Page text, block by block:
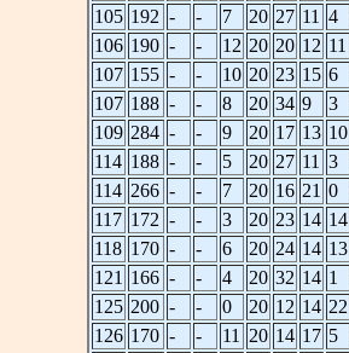
105 192 - - 7 20 27 11 4
106 190 - - 12 20 20 12 11
107 155 - - 10 20 23 15 6
107 188 - - 8 20 34 9 3
109 284 - - 9 20 17 13 10
114 188 - - 5 20 27 11 3
114 266 - - 7 20 16 21 0
117 172 - - 3 20 23 14 14
118 170 - - 6 20 24 14 13
121 166 - - 4 20 32 14 1
125 200 - - 0 20 12 14 22
126 170 - - 11 20 14 17 5